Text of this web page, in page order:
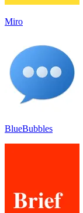
Miro
BlueBubbles